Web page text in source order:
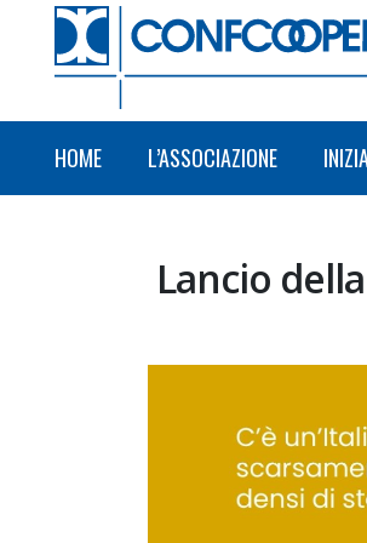
HOME L’ASSOCIAZIONE
Lancio